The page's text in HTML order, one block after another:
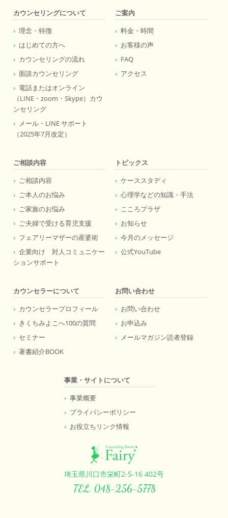
カウンセリングについて
理念・特徴
はじめての方へ
カウンセリングの流れ
面談カウンセリング
電話またはオンライン
（LINE・zoom・Skype）カウ
ンセリング
メール・LINE サポート
（2025年7月改定）
ご案内
料金・時間
お客様の声
FAQ
アクセス
ご相談内容
ご相談内容
ご本人のお悩み
ご家族のお悩み
ご夫婦で受ける育児支援
フェアリーマザーの産婆術
企業向け 対人コミュニケー
ションサポート
トピックス
ケーススタディ
心理学などの知識・手法
こころプラザ
お知らせ
今月のメッセージ
公式YouTube
カウンセラーについて
カウンセラープロフィール
きくちみよこへ100の質問
セミナー
著書紹介BOOK
お問い合わせ
お問い合わせ
お申込み
メールマガジン読者登録
事業・サイトについて
事業概要
プライバシーポリシー
お役立ちリンク情報
埼玉県川口市栄町2-5-16 402号
TEL. 048-256-5778